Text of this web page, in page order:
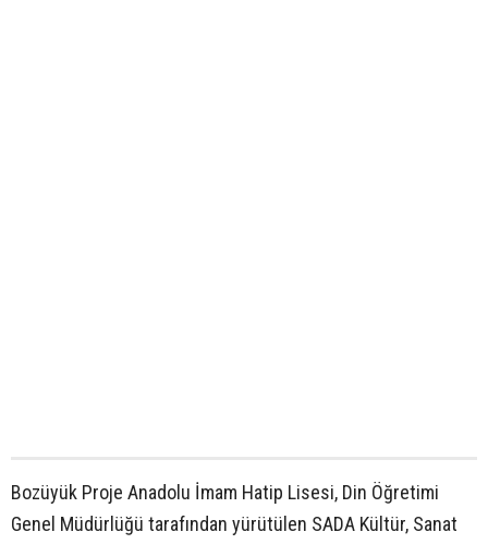
Bozüyük Proje Anadolu İmam Hatip Lisesi, Din Öğretimi
Genel Müdürlüğü tarafından yürütülen SADA Kültür, Sanat